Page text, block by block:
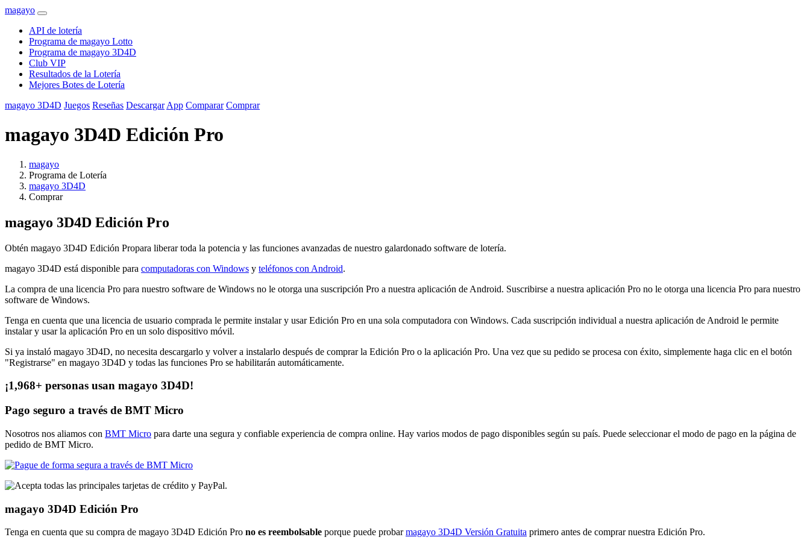
magayo
API de lotería
Programa de magayo Lotto
Programa de magayo 3D4D
Club VIP
Resultados de la Lotería
Mejores Botes de Lotería
magayo 3D4D Juegos Reseñas Descargar App Comparar Comprar
magayo 3D4D Edición Pro
magayo
Programa de Lotería
magayo 3D4D
Comprar
magayo 3D4D Edición Pro
Obtén magayo 3D4D Edición Propara liberar toda la potencia y las funciones avanzadas de nuestro galardonado software de lotería.
magayo 3D4D está disponible para computadoras con Windows y teléfonos con Android.
La compra de una licencia Pro para nuestro software de Windows no le otorga una suscripción Pro a nuestra aplicación de Android. Suscribirse a nuestra aplicación Pro no le otorga una licencia Pro para nuestro
software de Windows.
Tenga en cuenta que una licencia de usuario comprada le permite instalar y usar Edición Pro en una sola computadora con Windows. Cada suscripción individual a nuestra aplicación de Android le permite
instalar y usar la aplicación Pro en un solo dispositivo móvil.
Si ya instaló magayo 3D4D, no necesita descargarlo y volver a instalarlo después de comprar la Edición Pro o la aplicación Pro. Una vez que su pedido se procesa con éxito, simplemente haga clic en el botón
"Registrarse" en magayo 3D4D y todas las funciones Pro se habilitarán automáticamente.
¡1,968+ personas usan magayo 3D4D!
Pago seguro a través de BMT Micro
Nosotros nos aliamos con BMT Micro para darte una segura y confiable experiencia de compra online. Hay varios modos de pago disponibles según su país. Puede seleccionar el modo de pago en la página de
pedido de BMT Micro.
magayo 3D4D Edición Pro
Tenga en cuenta que su compra de magayo 3D4D Edición Pro no es reembolsable porque puede probarmagayo 3D4D Versión Gratuita primero antes de comprar nuestra Edición Pro.